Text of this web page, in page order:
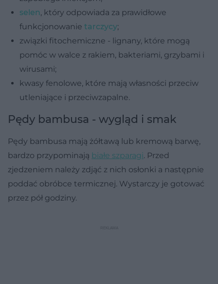
selen, który odpowiada za prawidłowe
funkcjonowanie tarczycy;
związki fitochemiczne - lignany, które mogą
pomóc w walce z rakiem, bakteriami, grzybami i
wirusami;
kwasy fenolowe, które mają własności przeciw
utleniające i przeciwzapalne.
Pędy bambusa - wygląd i smak
Pędy bambusa mają żółtawą lub kremową barwę,
bardzo przypominają białe szparagi. Przed
zjedzeniem należy zdjąć z nich osłonki a następnie
poddać obróbce termicznej. Wystarczy je gotować
przez pół godziny.